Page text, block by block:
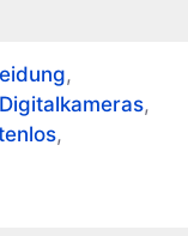
,
Digitalkameras,
,